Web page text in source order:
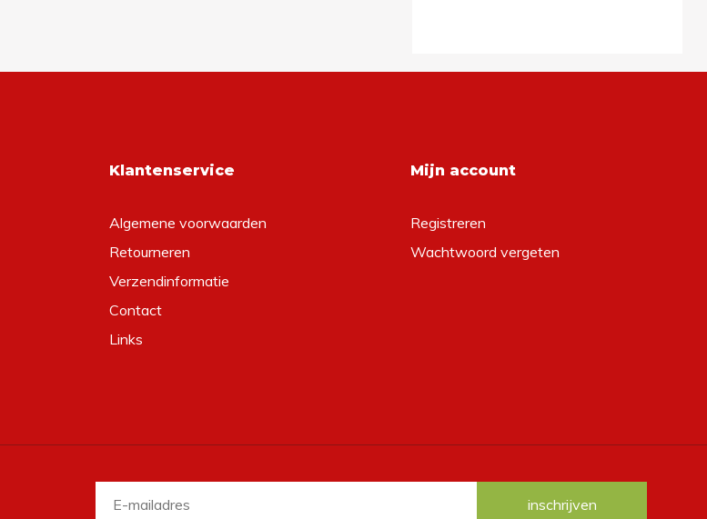
Klantenservice
Algemene voorwaarden
Retourneren
Verzendinformatie
Contact
Links
Mijn account
Registreren
Wachtwoord vergeten